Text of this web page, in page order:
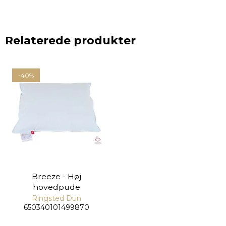
Relaterede produkter
-40%
Breeze - Høj
hovedpude
Ringsted Dun
650340101499870